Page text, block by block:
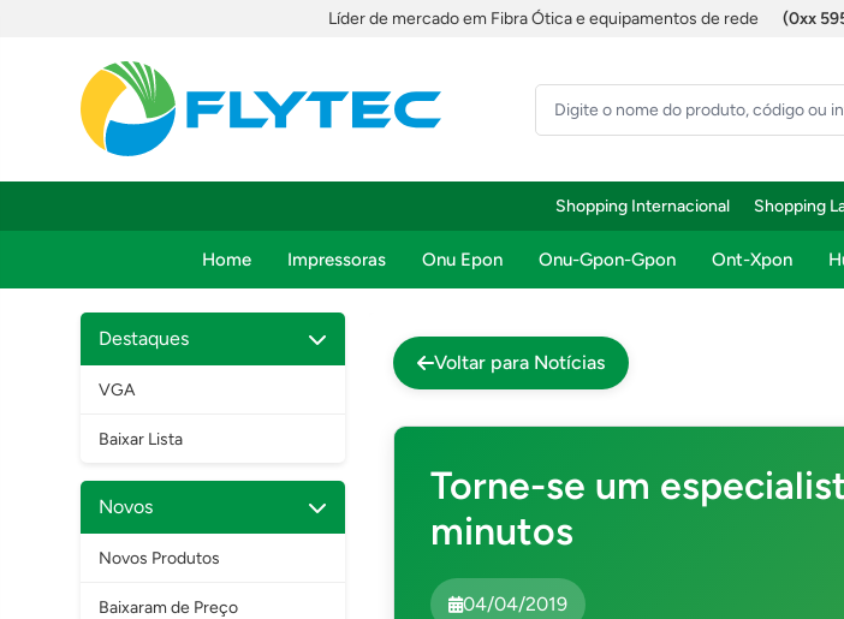
Líder de mercado em Fibra Ótica e equipamentos de rede (0xx
Shopping Internacional Shopping
Home Impressoras Onu Epon Onu-Gpon-Gpon Ont-Xpon
Destaques
VGA
Baixar Lista
Novos
Novos Produtos
Baixaram de Preço
Voltar para Notícias
Torne-se um
minutos
04/04/2019